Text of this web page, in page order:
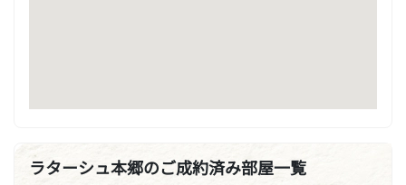
ラターシュ本郷のご成約済み部屋一覧